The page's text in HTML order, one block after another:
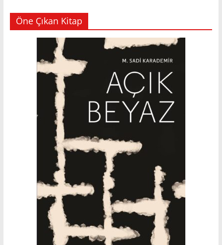
Öne Çıkan Kitap